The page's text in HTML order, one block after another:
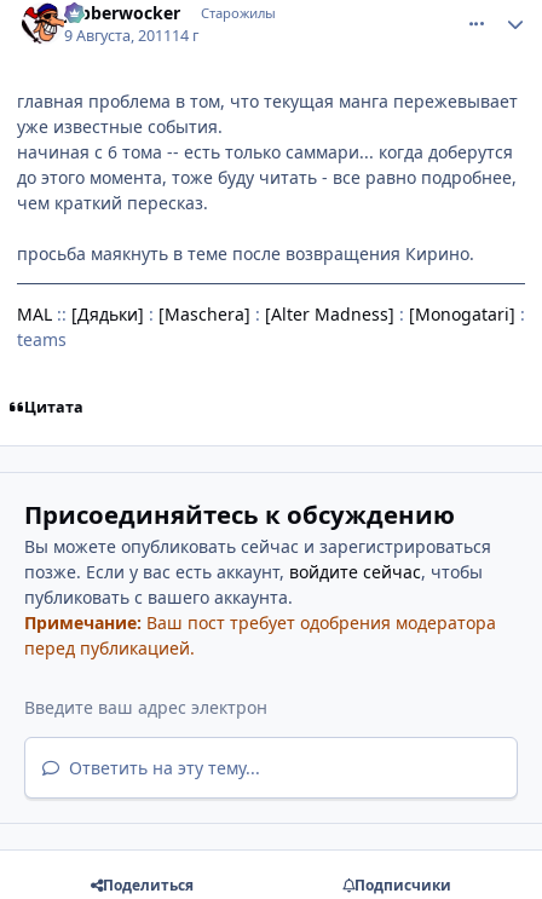
Jabberwocker Старожилы
9 Августа, 201114 г
главная проблема в том, что текущая манга пережевывает
уже известные события.
начиная с 6 тома -- есть только саммари... когда доберутся
до этого момента, тоже буду читать - все равно подробнее,
чем краткий пересказ.
просьба маякнуть в теме после возвращения Кирино.
MAL :: [Дядьки] : [Maschera] : [Alter Madness] : [Monogatari] :
teams
Цитата
Присоединяйтесь к обсуждению
Вы можете опубликовать сейчас и зарегистрироваться
позже. Если у вас есть аккаунт, войдите сейчас, чтобы
публиковать с вашего аккаунта.
Примечание: Ваш пост требует одобрения модератора
перед публикацией.
Ответить на эту тему...
Поделиться Подписчики